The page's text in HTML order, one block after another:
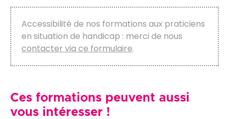
Accessibilité de nos formations aux praticiens
en situation de handicap : merci de nous
contacter via ce formulaire.
Ces formations peuvent aussi
vous intéresser !